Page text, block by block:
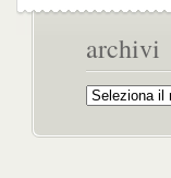
archivi
Archivi